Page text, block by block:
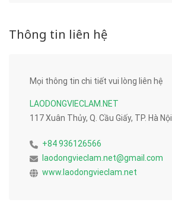
Thông tin liên hệ
Mọi thông tin chi tiết vui lòng liên hệ
LAODONGVIECLAM.NET
117 Xuân Thủy, Q. Cầu Giấy, TP. Hà Nội
+84 936126566
laodongvieclam.net@gmail.com
www.laodongvieclam.net